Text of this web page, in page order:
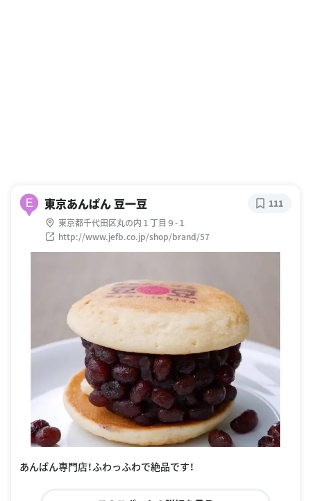
E 東京あんぱん 豆一豆
東京都千代田区丸の内１丁目９-１
http://www.jefb.co.jp/shop/brand/57
111
あんぱん専門店！ふわっふわで絶品です！